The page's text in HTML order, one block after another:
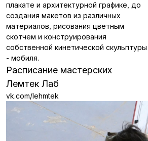
плакате и архитектурной графике, до
создания макетов из различных
материалов, рисования цветным
скотчем и конструирования
собственной кинетической скульптуры
- мобиля.
Расписание мастерских
Лемтек Лаб
vk.com/lehmtek